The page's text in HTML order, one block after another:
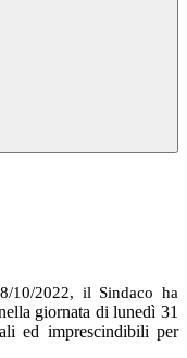
10/2022, il Sindaco ha
giornata di lunedì 31
ed imprescindibili per